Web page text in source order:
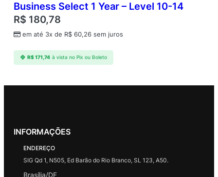
Business Select 1 Year – Level 10-14
R$ 180,78
em até 3x de R$ 60,26 sem juros
R$171,74 à vista no Pix ou Boleto
INFORMAÇÕES
ENDEREÇO
SIG Qd 1, N505, Ed Barão do Rio Branco, SL 123, A50.
Brasília/DF